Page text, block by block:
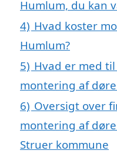
Humlum, du kan
4) Hvad koster
Humlum?
5) Hvad er med
montering af
6) Oversigt over
montering af
Struer kommune